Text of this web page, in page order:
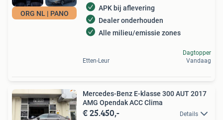
ORG NL | PANO
APK bij aflevering
Dealer onderhouden
Alle milieu/emissie zones
Etten-Leur
Dagtopper
Vandaag
Mercedes-Benz E-klasse 300 AUT 2017
AMG Opendak ACC Clima
€ 25.450,- Details